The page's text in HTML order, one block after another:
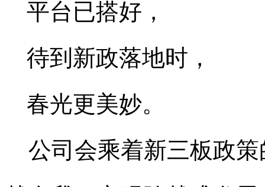
平台已搭好，
待到新政落地时，
春光更美妙。
公司会乘着新三板政